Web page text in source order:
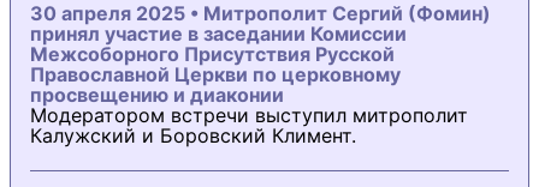
30 апреля 2025 • Митрополит Сергий (Фомин)
принял участие в заседании Комиссии
Межсоборного Присутствия Русской
Православной Церкви по церковному
просвещению и диаконии
Модератором встречи выступил митрополит
Калужский и Боровский Климент.